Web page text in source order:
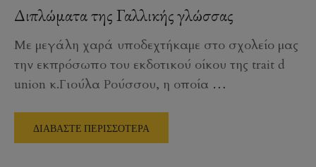
Διπλώματα της Γαλλικής γλώσσας
Με μεγάλη χαρά υποδεχτήκαμε στο σχολείο μας
την εκπρόσωπο του εκδοτικού οίκου της trait d
union κ.Γιούλα Ρούσσου, η οποία …
ΔΙΑΒΑΣΤΕ ΠΕΡΙΣΣΟΤΕΡΑ